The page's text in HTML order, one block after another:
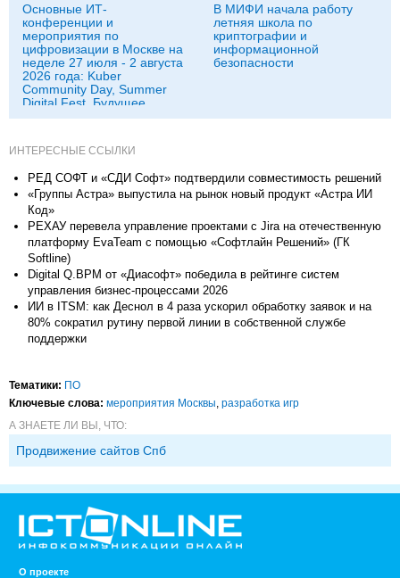
Основные ИТ-
конференции и
мероприятия по
цифровизации в Москве на
неделе 27 июля - 2 августа
2026 года: Kuber
Community Day, Summer
Digital Fest, Будущее
исследований в
В МИФИ начала работу
летняя школа по
криптографии и
информационной
безопасности
ИНТЕРЕСНЫЕ ССЫЛКИ
РЕД СОФТ и «СДИ Софт» подтвердили совместимость решений
«Группы Астра» выпустила на рынок новый продукт «Астра ИИ
Код»
РЕХАУ перевела управление проектами с Jira на отечественную
платформу EvaTeam с помощью «Софтлайн Решений» (ГК
Softline)
Digital Q.BPM от «Диасофт» победила в рейтинге систем
управления бизнес-процессами 2026
ИИ в ITSM: как Деснол в 4 раза ускорил обработку заявок и на
80% сократил рутину первой линии в собственной службе
поддержки
Тематики: ПО
Ключевые слова: мероприятия Москвы разработка игр
А ЗНАЕТЕ ЛИ ВЫ, ЧТО:
Продвижение сайтов Спб
О проекте